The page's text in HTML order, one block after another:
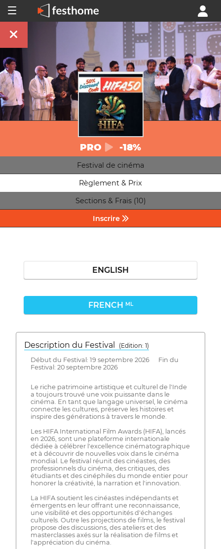
PRO -18%
Festival de cinéma
Règlement & Prix
Sections & Frais (10)
Inscrire
ENGLISH
FRENCH ML
Description du Festival
( Edition: 1)
Début du Festival: 19 septembre 2026 Fin du
Festival: 20 septembre 2026
Le riche patrimoine artistique et culturel de l'Inde
a toujours trouvé une voix puissante dans le
cinéma. En tant que langage universel, le cinéma
connecte les cultures, préserve les histoires et
inspire des générations à travers le monde.
Les HIFA International Film Awards (HIFA), lancés
en 2026, sont une plateforme internationale
dédiée à célébrer l'excellence cinématographique
et à découvrir de nouvelles voix dans le cinéma
mondial. Le festival réunit des cinéastes, des
professionnels du cinéma, des critiques, des
étudiants et des cinéphiles du monde entier pour
honorer la créativité, la narration et l'innovation.
La HIFA soutient les cinéastes indépendants et
émergents en leur offrant une reconnaissance,
une visibilité et des opportunités d'échanges
culturels. Outre les projections de films, le festival
propose des discussions, des ateliers et des
masterclasses axés sur la réalisation de films et
l'appréciation du cinéma.